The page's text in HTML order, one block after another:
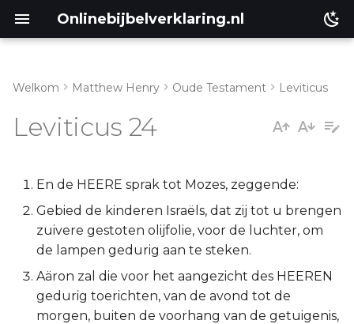
Onlinebijbelverklaring.nl
Leviticus 24:10-23
Lukas
Johannes
Handelingen
Romeinen
Welkom Matthew Henry Oude Testament Leviticus
Leviticus 24
En de HEERE sprak tot Mozes, zeggende:
Gebied de kinderen Israëls, dat zij tot u brengen
zuivere gestoten olijfolie, voor de luchter, om
de lampen gedurig aan te steken.
Aäron zal die voor het aangezicht des HEEREN
gedurig toerichten, van de avond tot de
morgen, buiten de voorhang van de getuigenis,